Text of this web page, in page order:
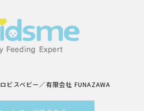
ビスベビー／有限会社 FUNAZAWA